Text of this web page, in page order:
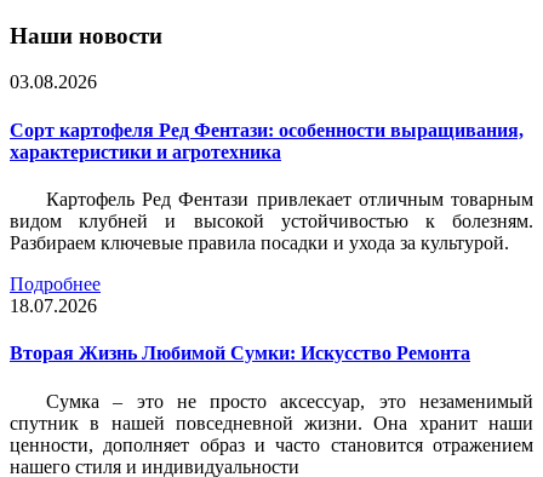
Наши новости
03.08.2026
Сорт картофеля Ред Фентази: особенности выращивания,
характеристики и агротехника
Картофель Ред Фентази привлекает отличным товарным
видом клубней и высокой устойчивостью к болезням.
Разбираем ключевые правила посадки и ухода за культурой.
Подробнее
18.07.2026
Вторая Жизнь Любимой Сумки: Искусство Ремонта
Сумка – это не просто аксессуар, это незаменимый
спутник в нашей повседневной жизни. Она хранит наши
ценности, дополняет образ и часто становится отражением
нашего стиля и индивидуальности